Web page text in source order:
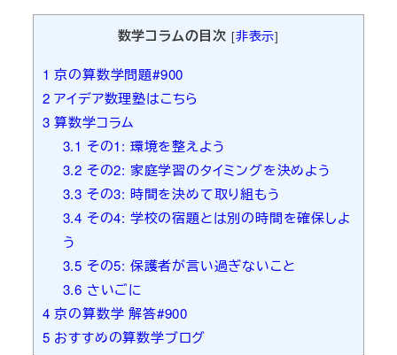
数学コラムの目次 [非表示]
1 京の算数学問題#900
2 アイデア数理塾はこちら
3 算数学コラム
3.1 その1: 環境を整えよう
3.2 その2: 家庭学習のタイミングを決めよう
3.3 その3: 時間を決めて取り組もう
3.4 その4: 学校の宿題とは別の時間を確保しよ
う
3.5 その5: 保護者が言い過ぎないこと
3.6 さいごに
4 京の算数学 解答#900
5 おすすめの算数学ブログ